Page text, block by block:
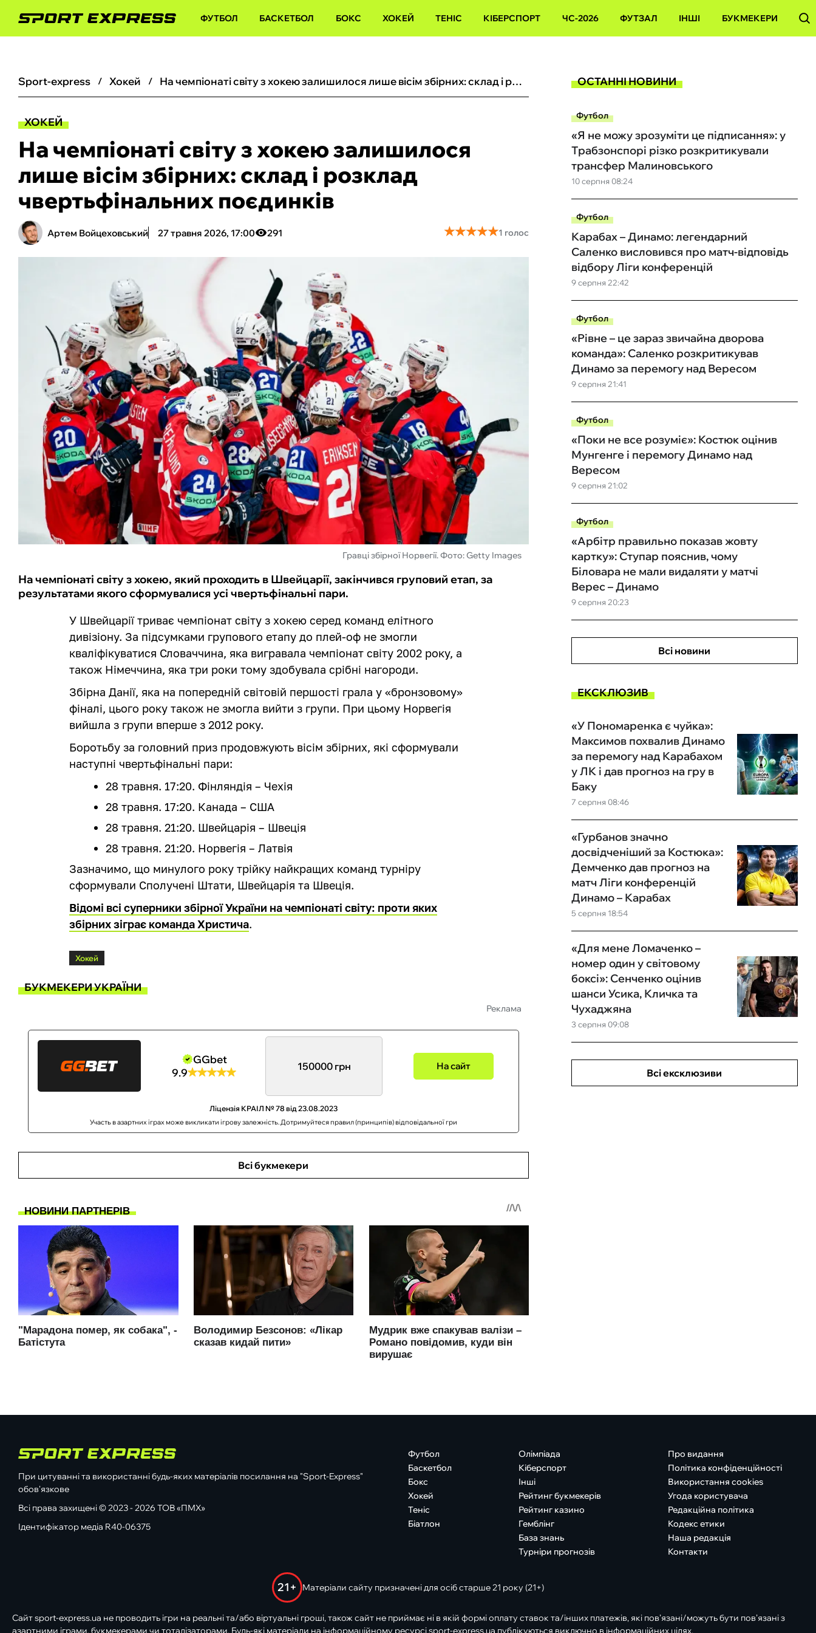
ФУТБОЛ БАСКЕТБОЛ БОКС ХОКЕЙ ТЕНІС КІБЕРСПОРТ ЧС-2026 ФУТЗАЛ ІНШІ БУКМЕКЕРИ
sport-express хокей На чемпіонаті світу з хокею залишилося лише вісім збірних: склад і розклад чвертьфінальних поєдинків
ХОКЕЙ
На чемпіонаті світу з хокею залишилося
лише вісім збірних: склад і розклад
чвертьфінальних поєдинків
Артем Войцеховський 27 травня 2026, 17:00 291 ★★★★★
★★★★★1 голос
Гравці збірної Норвегії. Фото: Getty Images
На чемпіонаті світу з хокею, який проходить в Швейцарії, закінчився груповий етап, за
результатами якого сформувалися усі чвертьфінальні пари.
У Швейцарії триває чемпіонат світу з хокею серед команд елітного
дивізіону. За підсумками групового етапу до плей-оф не змогли
кваліфікуватися Словаччина, яка вигравала чемпіонат світу 2002 року, а
також Німеччина, яка три роки тому здобувала срібні нагороди.
Збірна Данії, яка на попередній світовій першості грала у «бронзовому»
фіналі, цього року також не змогла вийти з групи. При цьому Норвегія
вийшла з групи вперше з 2012 року.
Боротьбу за головний приз продовжують вісім збірних, які сформували
наступні чвертьфінальні пари:
28 травня. 17:20. Фінляндія – Чехія
28 травня. 17:20. Канада – США
28 травня. 21:20. Швейцарія – Швеція
28 травня. 21:20. Норвегія – Латвія
Зазначимо, що минулого року трійку найкращих команд турніру
сформували Сполучені Штати, Швейцарія та Швеція.
Відомі всі суперники збірної України на чемпіонаті світу: проти яких
збірних зіграє команда Христича.
Хокей
БУКМЕКЕРИ УКРАЇНИ
Реклама
GGbet
9.9
150000 грн На сайт
Ліцензія КРАІЛ № 78 від 23.08.2023
Участь в азартних іграх може викликати ігрову залежність. Дотримуйтеся правил (принципів) відповідальної гри
Всі букмекери
ОСТАННІ НОВИНИ
Футбол
10 серпня 08:24
«Я не можу зрозуміти це підписання»: у
Трабзонспорі різко розкритикували
трансфер Малиновського
Футбол
9 серпня 22:42
Карабах – Динамо: легендарний
Саленко висловився про матч-відповідь
відбору Ліги конференцій
Футбол
9 серпня 21:41
«Рівне – це зараз звичайна дворова
команда»: Саленко розкритикував
Динамо за перемогу над Вересом
Футбол
9 серпня 21:02
«Поки не все розуміє»: Костюк оцінив
Мунгенге і перемогу Динамо над
Вересом
Футбол
9 серпня 20:23
«Арбітр правильно показав жовту
картку»: Ступар пояснив, чому
Біловара не мали видаляти у матчі
Верес – Динамо
Всі новини
ЕКСКЛЮЗИВ
7 серпня 08:46
«У Пономаренка є чуйка»:
Максимов похвалив Динамо
за перемогу над Карабахом
у ЛК і дав прогноз на гру в
Баку
5 серпня 18:54
«Гурбанов значно
досвідченіший за Костюка»:
Демченко дав прогноз на
матч Ліги конференцій
Динамо – Карабах
3 серпня 09:08
«Для мене Ломаченко –
номер один у світовому
боксі»: Сенченко оцінив
шанси Усика, Кличка та
Чухаджяна
Всі ексклюзиви
При цитуванні та використанні будь-яких матеріалів посилання на "Sport-Express"
обов'язкове
Всі права захищені © 2023 - 2026 ТОВ «ПМХ»
Ідентифікатор медіа R40-06375
Футбол
Баскетбол
Бокс
Хокей
Теніс
Біатлон
Олімпіада
Кіберспорт
Інші
Рейтинг букмекерів
Рейтинг казино
Гемблінг
База знань
Турніри прогнозів
Про видання
Політика конфіденційності
Використання cookies
Угода користувача
Редакційна політика
Кодекс етики
Наша редакція
Контакти
21+ Матеріали сайту призначені для осіб старше 21 року (21+)
Сайт sport-express.ua не проводить ігри на реальні та/або віртуальні гроші, також сайт не приймає ні в якій формі оплату ставок та/інших платежів, які пов’язані/можуть бути пов’язані з
азартними іграми, букмекерами чи тоталізаторами. Будь-які матеріали на інформаційному ресурсі sport-express.ua публікуються виключно в інформаційних цілях.